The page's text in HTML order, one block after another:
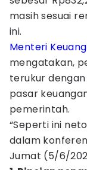
masih sesuai
ini.
Menteri
mengatakan,
terukur
pasar
pemerintah.
“Seperti ini
dalam
Jumat (5/6/